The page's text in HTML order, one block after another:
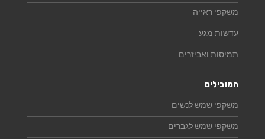
משקפי ראייה
עדשות מגע
תמיסות ואביזרים
המובילים
משקפי שמש לנשים
משקפי שמש לגברים